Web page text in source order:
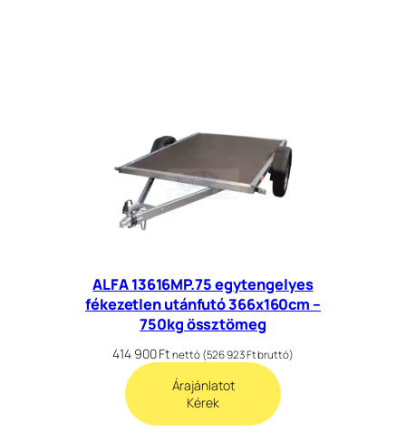
ALFA 13616MP.75 egytengelyes
fékezetlen utánfutó 366x160cm –
750kg össztömeg
414 900Ft nettó (526 923Ftbruttó)
Árajánlatot
Kérek